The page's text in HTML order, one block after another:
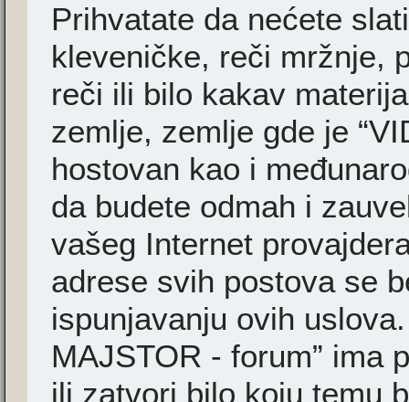
Prihvatate da nećete
kleveničke, reči mržnje,
reči ili bilo kakav
zemlje, zemlje gde je
hostovan kao i
da budete odmah i
vašeg Internet
adrese svih postova se
ispunjavanju ovih
MAJSTOR - forum” ima
ili zatvori bilo koju temu